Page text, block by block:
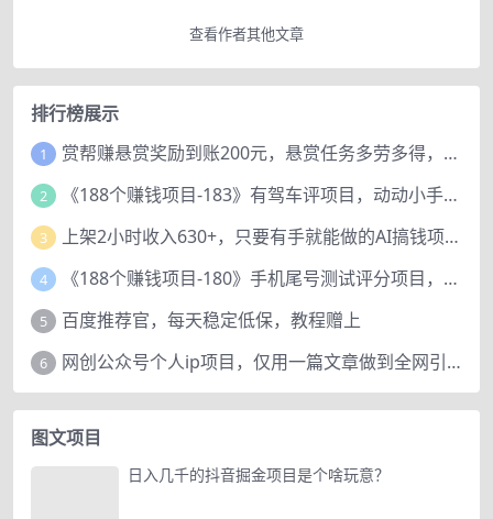
查看作者其他文章
排行榜展示
1 赏帮赚悬赏奖励到账200元，悬赏任务多劳多得，人人可做。
2 《188个赚钱项目-183》有驾车评项目，动动小手，复制粘贴赚44元！
3 上架2小时收入630+，只要有手就能做的AI搞钱项目，奶奶看完都能学会!
4 《188个赚钱项目-180》手机尾号测试评分项目，短视频直播日赚200+
5 百度推荐官，每天稳定低保，教程赠上
6 网创公众号个人ip项目，仅用一篇文章做到全网引流！
图文项目
日入几千的抖音掘金项目是个啥玩意？